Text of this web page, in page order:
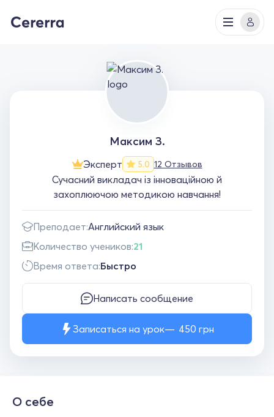
Максим З.
Эксперт 5.0 12 Отзывов
Сучасний викладач із інноваційною й
захоплюючою методикою навчання!
Преподает:Английский язык
Количество учеников:21
Время ответа:Быстро
Написать сообщение
Записаться на урок 450 грн
О себе